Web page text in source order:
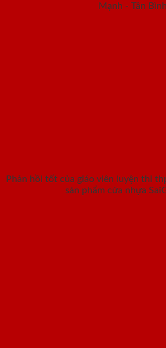
Mạnh - Tân Bình
Phản hồi tốt của giáo viên luyện thi
sản phẩm cửa nhựa